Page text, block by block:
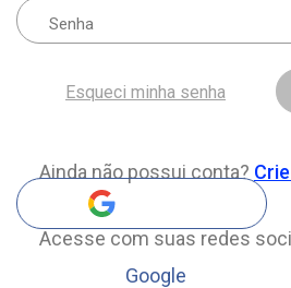
Esqueci minha senha
Ainda não possui conta?
Acesse com suas redes
Google